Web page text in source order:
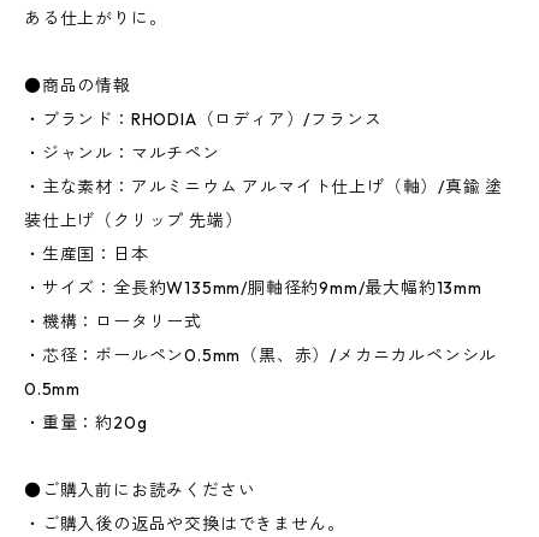
ある仕上がりに。
●商品の情報
・ブランド：RHODIA（ロディア）/フランス
・ジャンル：マルチペン
・主な素材：アルミニウム アルマイト仕上げ（軸）/真鍮 塗
装仕上げ（クリップ 先端）
・生産国：日本
・サイズ：全長約W135mm/胴軸径約9mm/最大幅約13mm
・機構：ロータリー式
・芯径：ボールペン0.5mm（黒、赤）/メカニカルペンシル
0.5mm
・重量：約20g
●ご購入前にお読みください
・ご購入後の返品や交換はできません。